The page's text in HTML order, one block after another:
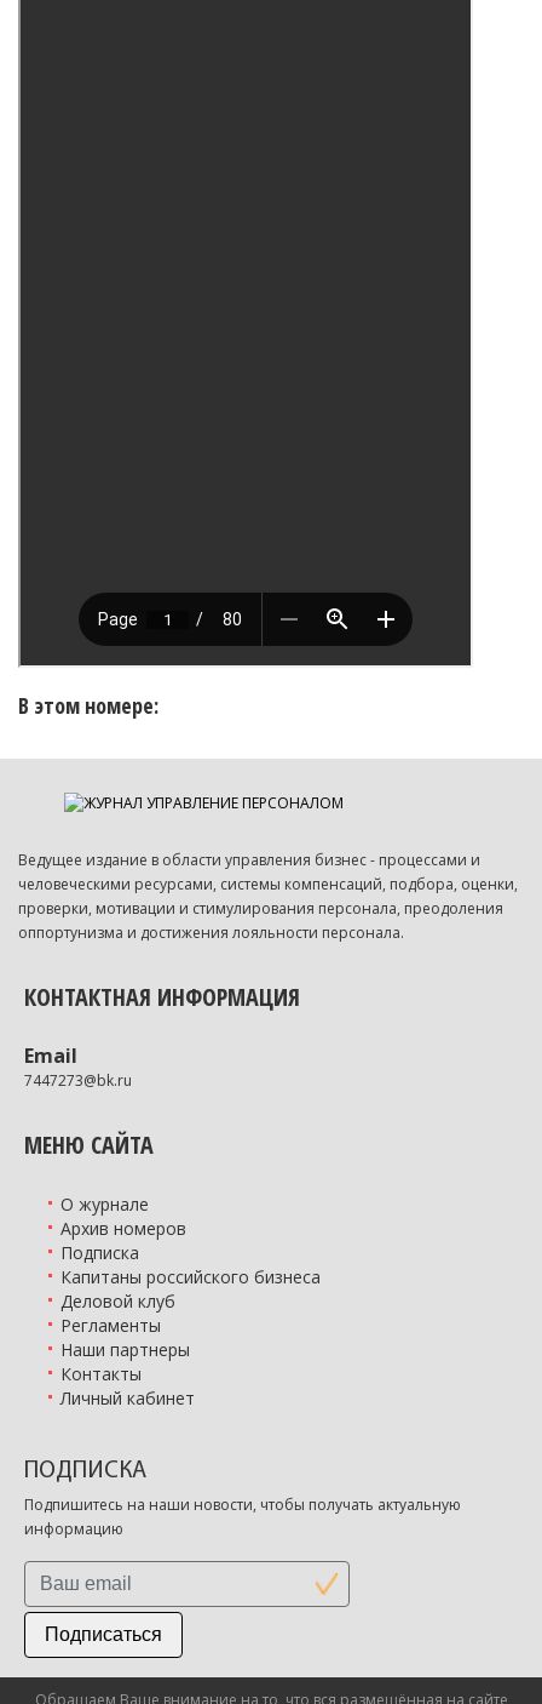
В этом номере:
Ведущее издание в области управления бизнес - процессами и
человеческими ресурсами, системы компенсаций, подбора, оценки,
проверки, мотивации и стимулирования персонала, преодоления
оппортунизма и достижения лояльности персонала.
КОНТАКТНАЯ ИНФОРМАЦИЯ
Email
7447273@bk.ru
МЕНЮ САЙТА
О журнале
Архив номеров
Подписка
Капитаны российского бизнеса
Деловой клуб
Регламенты
Наши партнеры
Контакты
Личный кабинет
ПОДПИСКА
Подпишитесь на наши новости, чтобы получать актуальную
информацию
Подписаться
Обращаем Ваше внимание на то, что вся размещённая на сайте